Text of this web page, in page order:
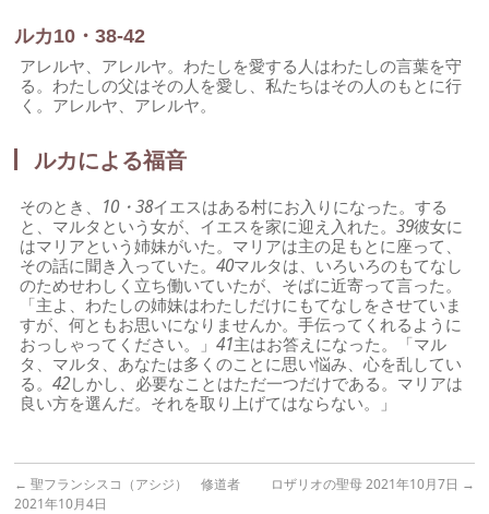
ルカ10・38-42
アレルヤ、アレルヤ。わたしを愛する人はわたしの言葉を守
る。わたしの父はその人を愛し、私たちはその人のもとに行
く。アレルヤ、アレルヤ。
ルカによる福音
そのとき、 10・38イエスはある村にお入りになった。する
と、マルタという女が、イエスを家に迎え入れた。39彼女に
はマリアという姉妹がいた。マリアは主の足もとに座って、
その話に聞き入っていた。40マルタは、いろいろのもてなし
のためせわしく立ち働いていたが、そばに近寄って言った。
「主よ、わたしの姉妹はわたしだけにもてなしをさせていま
すが、何ともお思いになりませんか。手伝ってくれるように
おっしゃってください。」41主はお答えになった。「マル
タ、マルタ、あなたは多くのことに思い悩み、心を乱してい
る。42しかし、必要なことはただ一つだけである。マリアは
良い方を選んだ。それを取り上げてはならない。」
← 聖フランシスコ（アシジ） 修道者
2021年10月4日
ロザリオの聖母 2021年10月7日 →